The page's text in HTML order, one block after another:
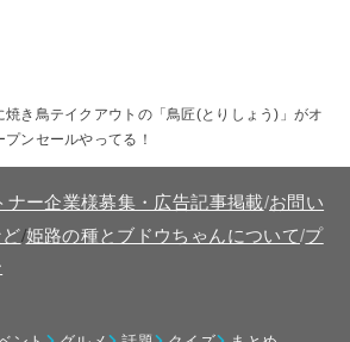
焼き鳥テイクアウトの「鳥匠(とりしょう)」がオ
ンセールやってる！
ナー企業様募集・広告記事掲載/お問い
/姫路の種とブドウちゃんについて/プ